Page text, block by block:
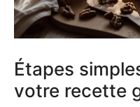
Étapes
votre recette